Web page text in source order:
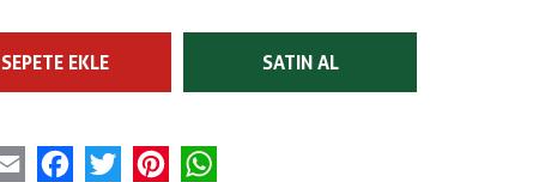
SEPETE EKLE SATIN AL
Email FacebookTwitter Pinterest